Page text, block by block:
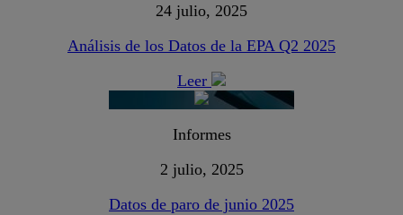
24 julio, 2025
Análisis de los Datos de la EPA Q2 2025
Leer
Informes
2 julio, 2025
Datos de paro de junio 2025